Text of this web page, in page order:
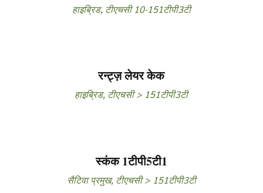
हाइब्रिड, टीएचसी 10-151टीपी3टी
रन्ट्ज़ लेयर केक
हाइब्रिड, टीएचसी > 151टीपी3टी
स्कंक 1टीपी5टी1
सैटिवा प्रमुख, टीएचसी > 151टीपी3टी